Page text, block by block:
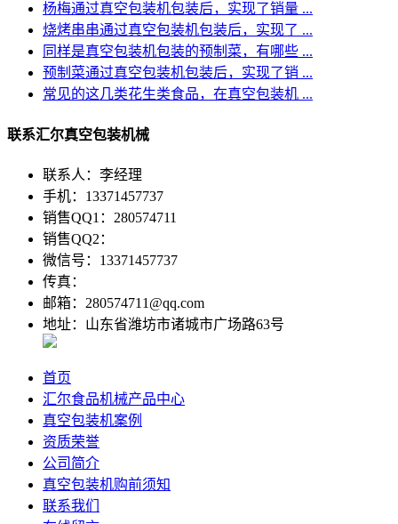
杨梅通过真空包装机包装后，实现了销量 ...
烧烤串串通过真空包装机包装后，实现了 ...
同样是真空包装机包装的预制菜，有哪些 ...
预制菜通过真空包装机包装后，实现了销 ...
常见的这几类花生类食品，在真空包装机 ...
联系汇尔真空包装机械
联系人：李经理
手机：13371457737
销售QQ1：280574711
销售QQ2：
微信号：13371457737
传真：
邮箱：280574711@qq.com
地址：山东省潍坊市诸城市广场路63号
首页
汇尔食品机械产品中心
真空包装机案例
资质荣誉
公司简介
真空包装机购前须知
联系我们